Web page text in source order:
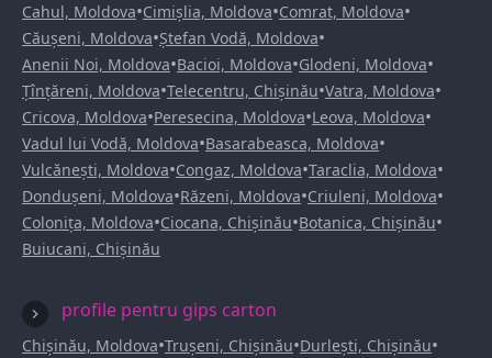
Cahul, Moldova•Cimișlia, Moldova•Comrat, Moldova•
Căușeni, Moldova•Ștefan Vodă, Moldova•
Anenii Noi, Moldova•Bacioi, Moldova•Glodeni, Moldova•
Țînțăreni, Moldova•Telecentru, Chișinău•Vatra, Moldova•
Cricova, Moldova•Peresecina, Moldova•Leova, Moldova•
Vadul lui Vodă, Moldova•Basarabeasca, Moldova•
Vulcănești, Moldova•Congaz, Moldova•Taraclia, Moldova•
Dondușeni, Moldova•Răzeni, Moldova•Criuleni, Moldova•
Colonița, Moldova•Ciocana, Chișinău•Botanica, Chișinău•
Buiucani, Chișinău
profile pentru gips carton
Chișinău, Moldova•Trușeni, Chișinău•Durlești, Chișinău•